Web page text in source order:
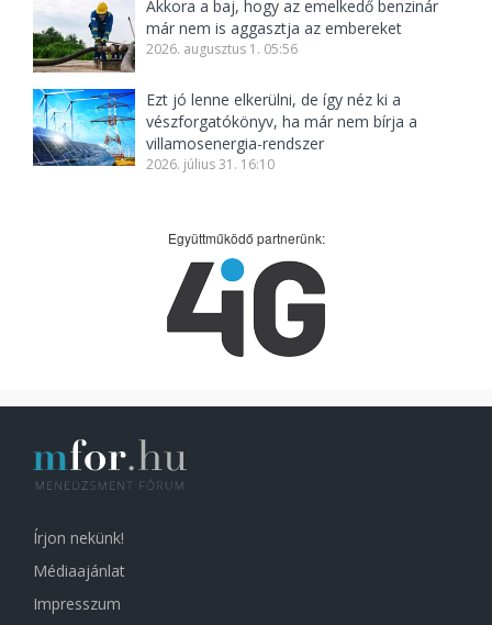
Akkora a baj, hogy az emelkedő benzinár
már nem is aggasztja az embereket
2026. augusztus 1. 05:56
Ezt jó lenne elkerülni, de így néz ki a
vészforgatókönyv, ha már nem bírja a
villamosenergia-rendszer
2026. július 31. 16:10
Együttműködő partnerünk:
Írjon nekünk!
Médiaajánlat
Impresszum